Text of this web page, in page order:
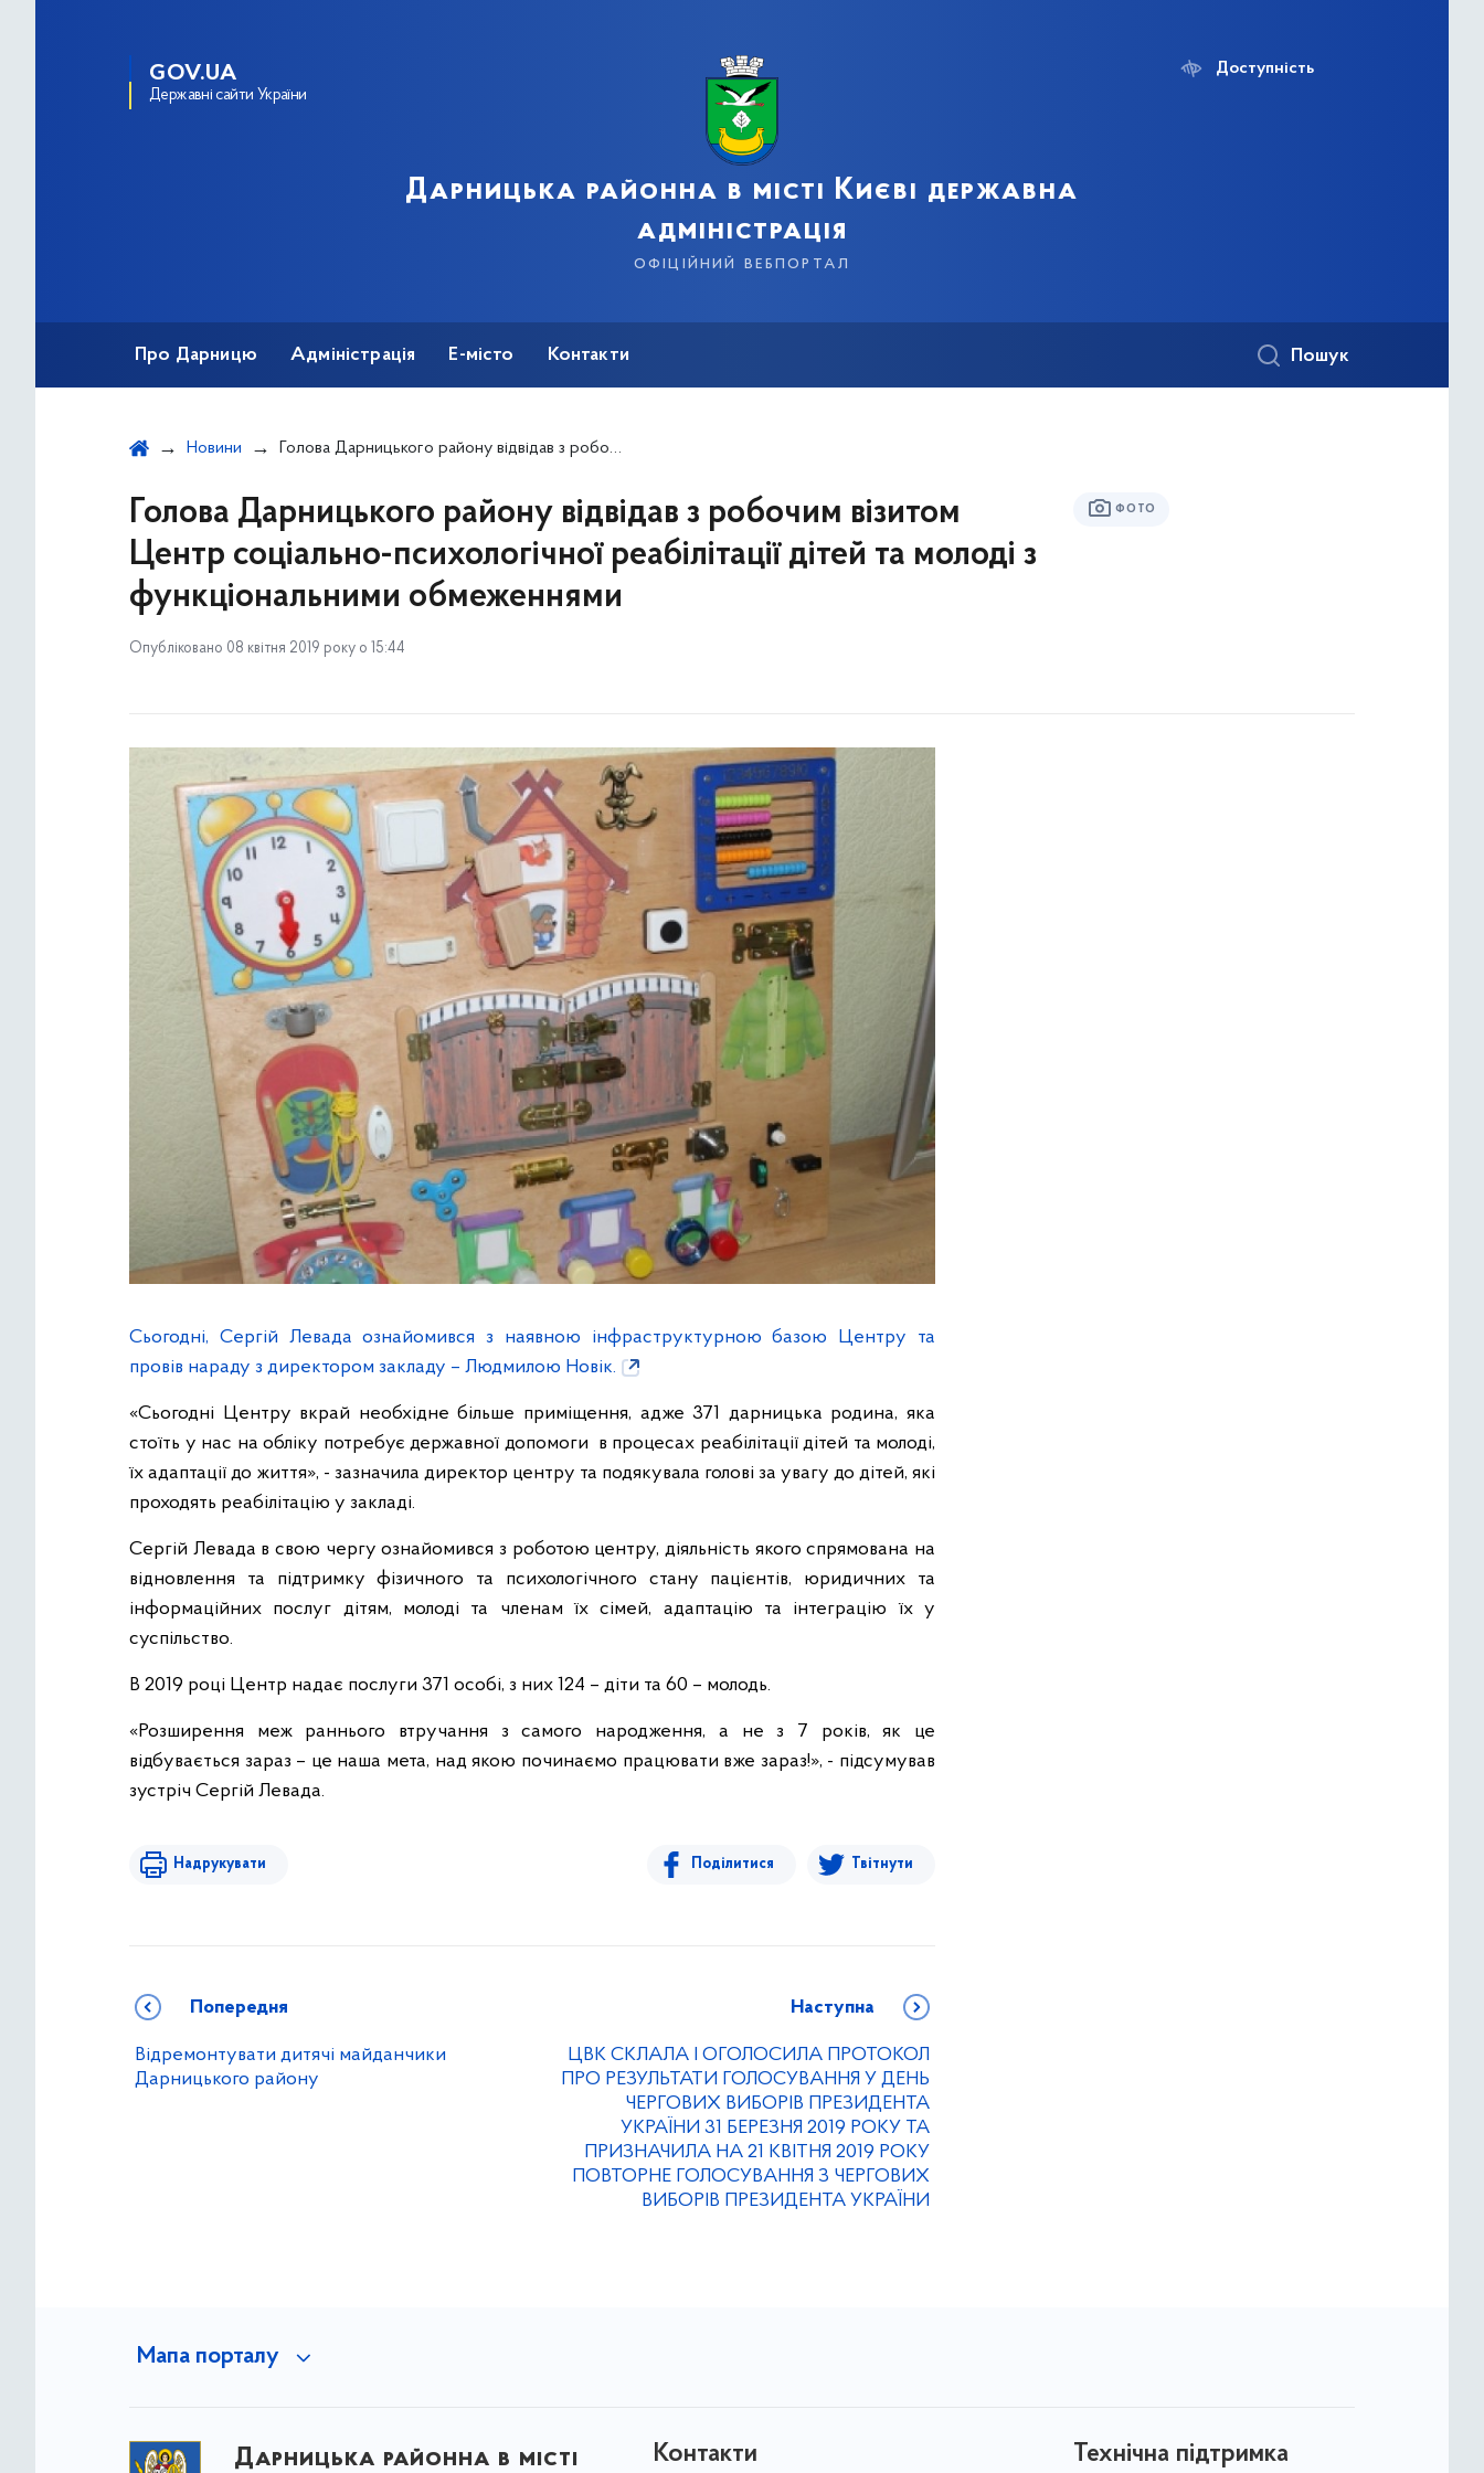
GOV.UA
Державні сайти України
Дарницька районна в місті Києві державна
адміністрація
офіційний вебпортал
Доступність
Про Дарницю Адміністрація Е-місто Контакти Пошук
Новини Голова Дарницького району відвідав з робочим візитом Центр соціально-психологічної реабілітації дітей та молоді з функціональними обмеженнями
Голова Дарницького району відвідав з робочим візитом
Центр соціально-психологічної реабілітації дітей та молоді з
функціональними обмеженнями
Опубліковано 08 квітня 2019 року о 15:44
ФОТО
Сьогодні, Сергій Левада ознайомився з наявною інфраструктурною базою Центру та
провів нараду з директором закладу – Людмилою Новік.
«Сьогодні Центру вкрай необхідне більше приміщення, адже 371 дарницька родина, яка
стоїть у нас на обліку потребує державної допомоги в процесах реабілітації дітей та молоді,
їх адаптації до життя», - зазначила директор центру та подякувала голові за увагу до дітей, які
проходять реабілітацію у закладі.
Сергій Левада в свою чергу ознайомився з роботою центру, діяльність якого спрямована на
відновлення та підтримку фізичного та психологічного стану пацієнтів, юридичних та
інформаційних послуг дітям, молоді та членам їх сімей, адаптацію та інтеграцію їх у
суспільство.
В 2019 році Центр надає послуги 371 особі, з них 124 – діти та 60 – молодь.
«Розширення меж раннього втручання з самого народження, а не з 7 років, як це
відбувається зараз – це наша мета, над якою починаємо працювати вже зараз!», - підсумував
зустріч Сергій Левада.
Надрукувати Поділитися Твітнути
Попередня
Відремонтувати дитячі майданчики
Дарницького району
Наступна
ЦВК СКЛАЛА І ОГОЛОСИЛА ПРОТОКОЛ
ПРО РЕЗУЛЬТАТИ ГОЛОСУВАННЯ У ДЕНЬ
ЧЕРГОВИХ ВИБОРІВ ПРЕЗИДЕНТА
УКРАЇНИ 31 БЕРЕЗНЯ 2019 РОКУ ТА
ПРИЗНАЧИЛА НА 21 КВІТНЯ 2019 РОКУ
ПОВТОРНЕ ГОЛОСУВАННЯ З ЧЕРГОВИХ
ВИБОРІВ ПРЕЗИДЕНТА УКРАЇНИ
Мапа порталу
Дарницька районна в місті Контакти Технічна підтримка